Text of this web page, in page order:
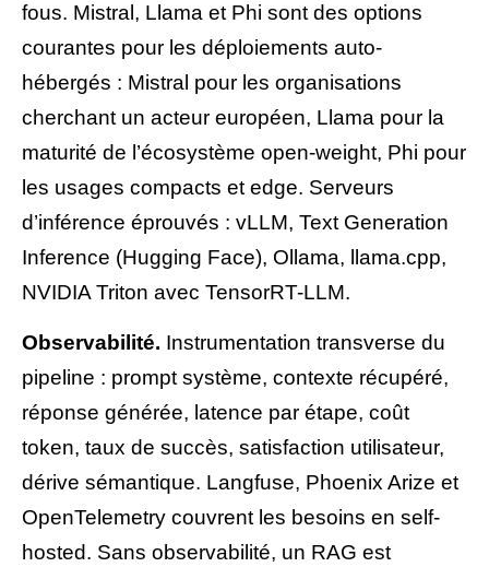
fous. Mistral, Llama et Phi sont des options
courantes pour les déploiements auto-
hébergés : Mistral pour les organisations
cherchant un acteur européen, Llama pour la
maturité de l’écosystème open-weight, Phi pour
les usages compacts et edge. Serveurs
d’inférence éprouvés : vLLM, Text Generation
Inference (Hugging Face), Ollama, llama.cpp,
NVIDIA Triton avec TensorRT-LLM.
Observabilité. Instrumentation transverse du
pipeline : prompt système, contexte récupéré,
réponse générée, latence par étape, coût
token, taux de succès, satisfaction utilisateur,
dérive sémantique. Langfuse, Phoenix Arize et
OpenTelemetry couvrent les besoins en self-
hosted. Sans observabilité, un RAG est